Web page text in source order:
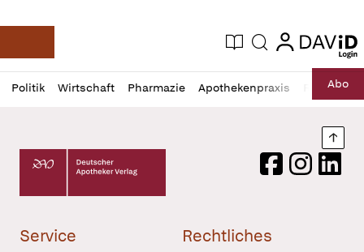
Deutsche Apotheker Zeitung
Aktuelle Ausgabe
Suche login
login
Politik Wirtschaft Pharmazie Apothekenpraxis RechtAbo
Profil
öffnen
Daz
Pur
Deutscher Apotheker Verlag Logo
FacebookInstagram
Service Rechtliches